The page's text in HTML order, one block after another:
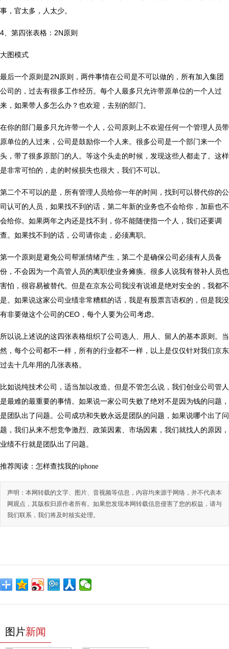
事，官太多，人太少。
4、第四张表格：2N原则
大图模式
最后一个原则是2N原则，两件事情在公司是不可以做的，所有加入集团
公司的，过去有很多工作经历。每个人最多只允许带原单位的一个人过
来，如果带人多怎么办？也欢迎，去别的部门。
在你的部门最多只允许带一个人，公司原则上不欢迎任何一个管理人员带
原单位的人过来，公司是鼓励你一个人来。很多公司是一个部门来一个
头，带了很多原部门的人。等这个头走的时候，发现这些人都走了。这样
是非常可怕的，走的时候损失也很大，我们不可以。
第二个不可以的是，所有管理人员给你一年的时间，找到可以替代你的公
司认可的人员，如果找不到的话，第二年新的业务也不会给你，加薪也不
会给你。如果两年之内还是找不到，你不能随便指一个人，我们还要调
查。如果找不到的话，公司请你走，必须离职。
第一个原则是避免公司帮派情绪产生，第二个是确保公司必须有人员备
份，不会因为一个高管人员的离职使业务瘫痪。很多人说我有替补人员也
害怕，很容易被替代。但是在京东公司我没有说谁是绝对安全的，我都不
是。如果说这家公司业绩非常糟糕的话，我是有股票言语权的，但是我没
有非要做这个公司的CEO，每个人要为公司考虑。
所以说上述说的这四张表格组织了公司选人、用人、留人的基本原则。当
然，每个公司都不一样，所有的行业都不一样，以上是仅仅针对我们京东
过去十几年用的几张表格。
比如说纯技术公司，适当加以改造。但是不管怎么说，我们创业公司管人
是最难的最重要的事情。如果说一家公司失败了绝对不是因为钱的问题，
是团队出了问题。公司成功和失败永远是团队的问题，如果说哪个出了问
题，我们从来不想竞争激烈、政策因素、市场因素，我们就找人的原因，
业绩不行就是团队出了问题。
推荐阅读： 怎样查找我的iphone
声明：本网转载的文字、图片、音视频等信息，内容均来源于网络，并不代表本
网观点，其版权归原作者所有。如果您发现本网转载信息侵害了您的权益，请与
我们联系，我们将及时核实处理。
图片新闻